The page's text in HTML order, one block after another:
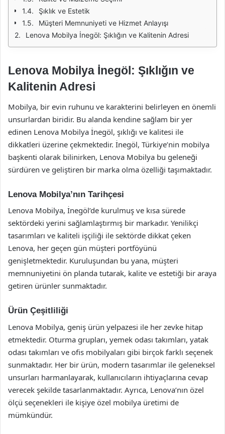
Şıklık ve Estetik
Müşteri Memnuniyeti ve Hizmet Anlayışı
Lenova Mobilya İnegöl: Şıklığın ve Kalitenin Adresi
Lenova Mobilya İnegöl: Şıklığın ve
Kalitenin Adresi
Mobilya, bir evin ruhunu ve karakterini belirleyen en önemli
unsurlardan biridir. Bu alanda kendine sağlam bir yer
edinen Lenova Mobilya İnegöl, şıklığı ve kalitesi ile
dikkatleri üzerine çekmektedir. İnegöl, Türkiye’nin mobilya
başkenti olarak bilinirken, Lenova Mobilya bu geleneği
sürdüren ve geliştiren bir marka olma özelliği taşımaktadır.
Lenova Mobilya’nın Tarihçesi
Lenova Mobilya, İnegöl’de kurulmuş ve kısa sürede
sektördeki yerini sağlamlaştırmış bir markadır. Yenilikçi
tasarımları ve kaliteli işçiliği ile sektörde dikkat çeken
Lenova, her geçen gün müşteri portföyünü
genişletmektedir. Kuruluşundan bu yana, müşteri
memnuniyetini ön planda tutarak, kalite ve estetiği bir araya
getiren ürünler sunmaktadır.
Ürün Çeşitliliği
Lenova Mobilya, geniş ürün yelpazesi ile her zevke hitap
etmektedir. Oturma grupları, yemek odası takımları, yatak
odası takımları ve ofis mobilyaları gibi birçok farklı seçenek
sunmaktadır. Her bir ürün, modern tasarımlar ile geleneksel
unsurları harmanlayarak, kullanıcıların ihtiyaçlarına cevap
verecek şekilde tasarlanmaktadır. Ayrıca, Lenova’nın özel
ölçü seçenekleri ile kişiye özel mobilya üretimi de
mümkündür.